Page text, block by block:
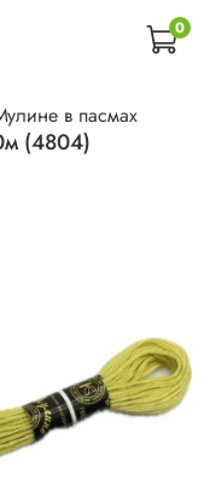
0
в пасмах
(4804)